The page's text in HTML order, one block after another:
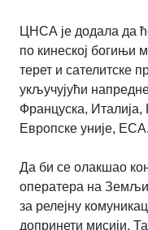
ЦНСА је додала да
по кинеској богињи
терет и сателитске
укључујући
Француска, Италија,
Европске уније, ЕСА.
Да би се олакшао
оператера на
за релејну
допринети мисији.